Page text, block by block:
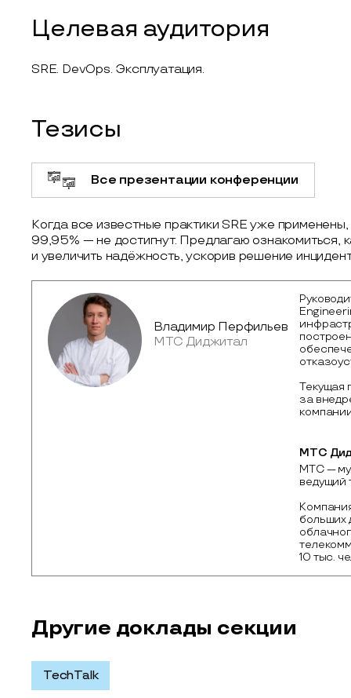
Целевая аудитория
SRE. DevOps. Эксплуатация.
Тезисы
Все презентации конференции
Когда все известные практики SRE уже
99,95% — не достигнут. Предлагаю ознакомиться,
и увеличить надёжность, ускорив решение
Владимир Перфильев
МТС Диджитал
Текущая
за
МТС
МТС —
ведущий
больших
10 тыс.
Другие доклады секции
TechTalk